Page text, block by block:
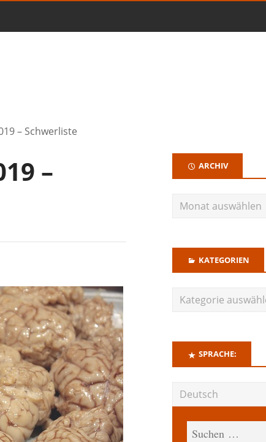
– Schwerliste
–
ARCHIV
KATEGORIEN
SPRACHE: